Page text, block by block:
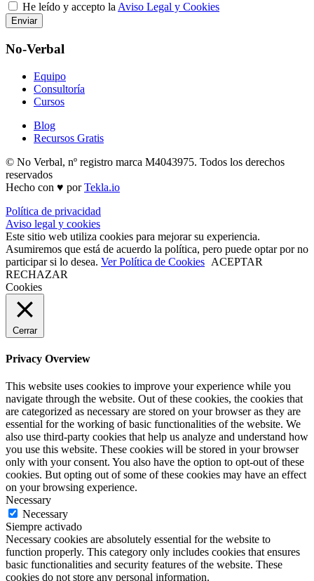
He leído y accepto laAviso Legal y Cookies
Enviar
No-Verbal
Equipo
Consultoría
Cursos
Blog
Recursos Gratis
© No Verbal, nº registro marca M4043975. Todos los derechos
reservados
Hecho con ♥ porTekla.io
Política de privacidad
Aviso legal y cookies
Este sitio web utiliza cookies para mejorar su experiencia.
Asumiremos que está de acuerdo la política, pero puede optar por no
participar si lo desea. Ver Política de Cookies ACEPTAR
RECHAZAR
Cookies
Cerrar
Privacy Overview
This website uses cookies to improve your experience while you
navigate through the website. Out of these cookies, the cookies that
are categorized as necessary are stored on your browser as they are
essential for the working of basic functionalities of the website. We
also use third-party cookies that help us analyze and understand how
you use this website. These cookies will be stored in your browser
only with your consent. You also have the option to opt-out of these
cookies. But opting out of some of these cookies may have an effect
on your browsing experience.
Necessary
Necessary
Siempre activado
Necessary cookies are absolutely essential for the website to
function properly. This category only includes cookies that ensures
basic functionalities and security features of the website. These
cookies do not store any personal information.